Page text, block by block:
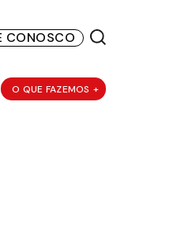
CONOSCO
O QUE FAZEMOS +